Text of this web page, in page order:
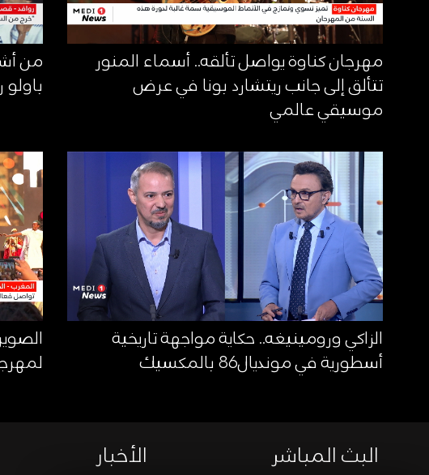
من
مهرجان كناوة يواصل تألقه.. أسماء المنور
تتألق إلى جانب ريتشارد بونا في عرض
موسيقي عالمي
الزاكي ورومينيغه.. حكاية مواجهة تاريخية
أسطورية في مونديال86 بالمكسيك
البث المباشر الأخبار